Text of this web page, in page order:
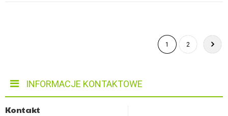
1 2
INFORMACJE KONTAKTOWE
Kontakt